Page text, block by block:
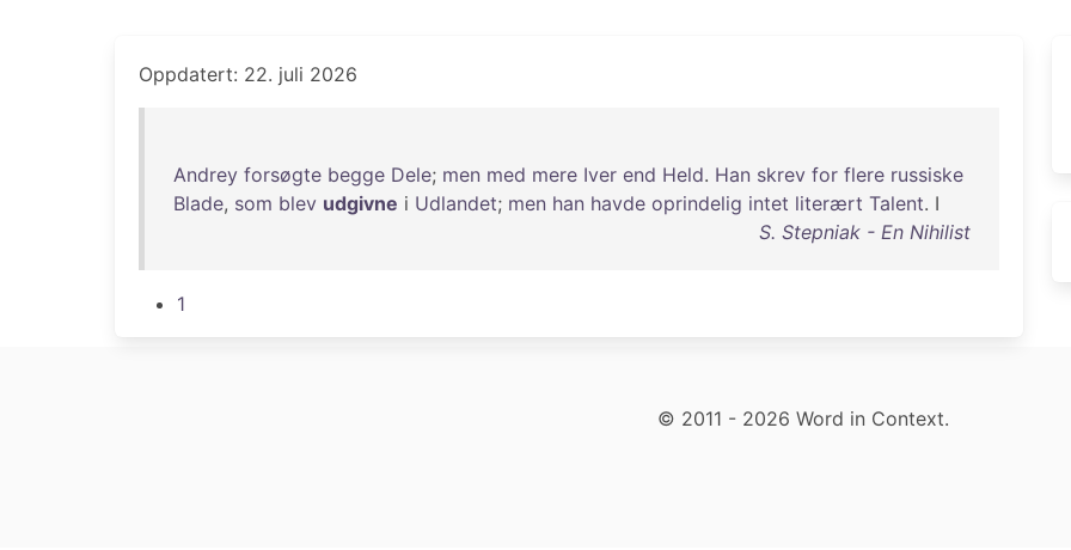
Oppdatert: 22. juli 2026
Andrey forsøgte begge Dele; men med mere Iver end Held. Han skrev for flere russiske
Blade, som blev udgivne i Udlandet; men han havde oprindelig intet literært Talent. I
S. Stepniak - En Nihilist
1
© 2011 - 2026 Word in Context.